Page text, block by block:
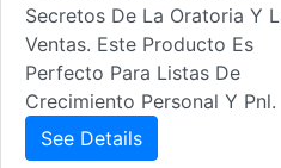
Secretos De La Oratoria Y
Ventas. Este Producto Es
Perfecto Para Listas De
Crecimiento Personal Y Pnl.
See Details